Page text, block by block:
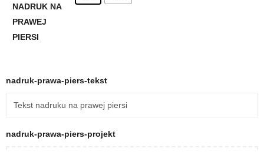
NADRUK NA
PRAWEJ
PIERSI
nadruk-prawa-piers-tekst
nadruk-prawa-piers-projekt